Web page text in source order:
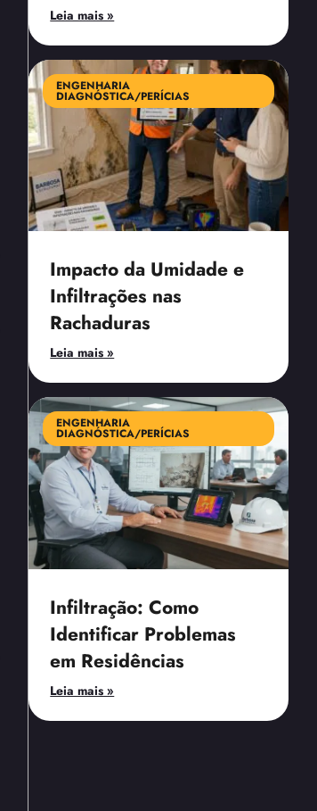
Leia mais »
ENGENHARIA
DIAGNÓSTICA/PERÍCIAS
Impacto da Umidade e
Infiltrações nas
Rachaduras
Leia mais »
ENGENHARIA
DIAGNÓSTICA/PERÍCIAS
Infiltração: Como
Identificar Problemas
em Residências
Leia mais »